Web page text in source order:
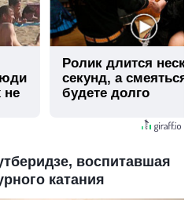
не
Ролик длится
секунд, а
будете долго
воспитавшая
катания